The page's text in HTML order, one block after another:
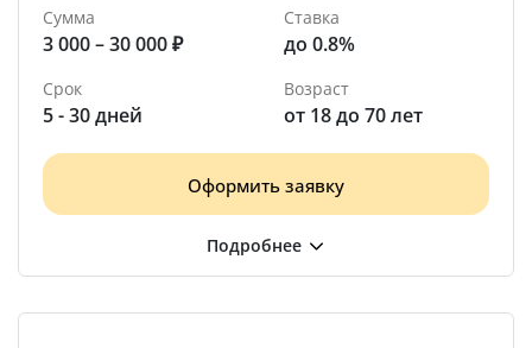
Сумма
3 000 – 30 000 ₽
Ставка
до 0.8%
Срок
5 - 30 дней
Возраст
от 18 до 70 лет
Оформить заявку